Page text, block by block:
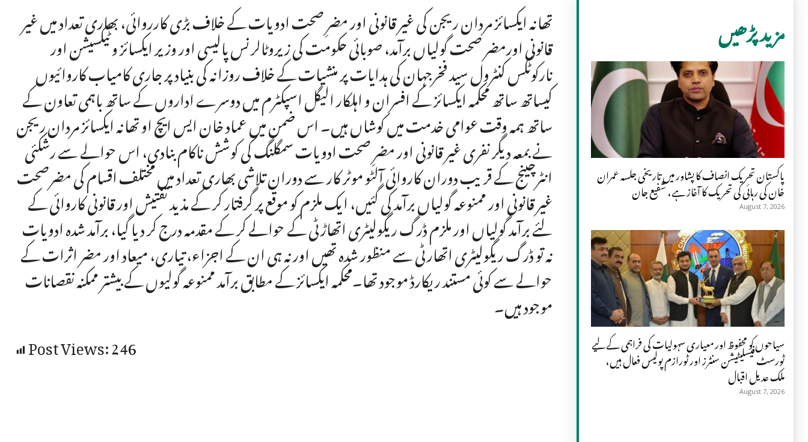
تھانہ ایکسائز مردان ریجن کی غیر قانونی اور مضرِ صحت ادویات کے خلاف بڑی کارروائی، بھاری تعداد میں غیر
قانونی اورمضر صحت گولیاں برآمد، صوبائی حکومت کی زیروٹالرنس پالیسی اور وزیر ایکسائز و ٹیکسیشن اور
نارکوٹکس کنٹرول سید فخرجہان کی ہدایات پر منشیات کے خلاف روزانہ کی بنیاد پر جاری کامیاب کاروائیوں
کیساتھ ساتھ محکمہ ایکسائز کے افسران و اہلکار الیگل اسپکٹرم میں دوسرے اداروں کے ساتھ باہمی تعاون کے
ساتھ ہمہ وقت عوامی خدمت میں کوشاں ہیں۔ اس ضمن میں عماد خان ایس ایچ او تھانہ ایکسائز مردان ریجن
نے بمعہ دیگر نفری غیر قانونی اور مضرِ صحت ادویات سمگلنگ کی کوشش ناکام بنادی، اس حوالے سے رشکئی
انٹرچینج کے قریب دوران کاروائی آلٹو موٹر کار سے دوران تلاشی بھاری تعداد میں مختلف اقسام کی مضرصحت
غیر قانونی اور ممنوعہ گولیاں برآمد کی گئیں، ایک ملزم کو موقع پر گرفتار کر کے مذید تفتیش اور قانونی کاروائی کے
لئے برآمد گولیاں اور ملزم ڈرگ ریگولیٹری اتھاڑٹی کے حوالے کر کے مقدمہ درج کر دیا گیا، برآمد شدہ ادویات
نہ تو ڈرگ ریگولیٹری اتھارٹی سے منظور شدہ تھیں اور نہ ہی ان کے اجزاء، تیاری، میعاد اور مضر اثرات کے
حوالے سے کوئی مستند ریکارڈ موجود تھا۔محکمہ ایکسائز کے مطابق برآمد ممنوعہ گولیوں کے بیشتر ممکنہ نقصانات
موجود ہیں۔
Post Views:246
مزید پڑھیں
پاکستان تحریک انصاف کا پشاور میں تاریخی جلسہ عمران
خان کی رہائی کی تحریک کا آغاز ہے، شفیع جان
August 7, 2026
سیاحوں کو محفوظ اور معیاری سہولیات کی فراہمی کے لیے
ٹورسٹ فیسلیٹیشن سنٹرز اور ٹورازم پولیس فعال ہیں،
ملک عدیل اقبال
August 7, 2026